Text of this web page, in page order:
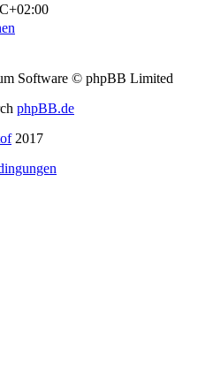
Software © phpBB Limited
phpBB.de
2017